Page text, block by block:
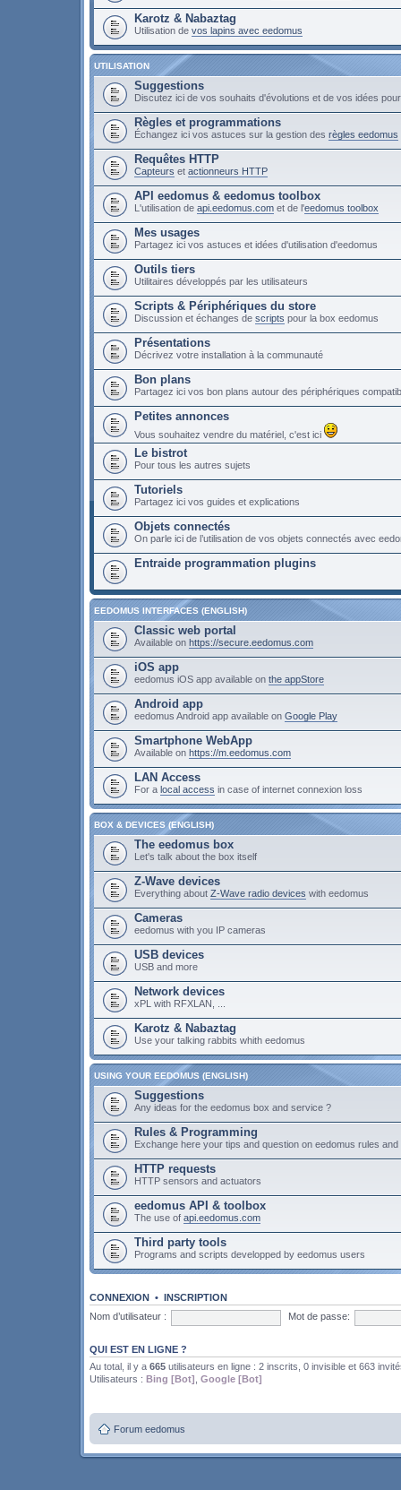
Karotz & Nabaztag
Utilisation de vos lapins avec eedomus
UTILISATION
Suggestions
Discutez ici de vos souhaits d'évolutions et de vos idées
Règles et programmations
Échangez ici vos astuces sur la gestion des règles eedomus
Requêtes HTTP
Capteurs et actionneurs HTTP
API eedomus & eedomus toolbox
L'utilisation de api.eedomus.com et de l'eedomus toolbox
Mes usages
Partagez ici vos astuces et idées d'utilisation d'eedomus
Outils tiers
Utilitaires développés par les utilisateurs
Scripts & Périphériques du store
Discussion et échanges de scripts pour la box eedomus
Présentations
Décrivez votre installation à la communauté
Bon plans
Partagez ici vos bon plans autour des périphériques
Petites annonces
Vous souhaitez vendre du matériel, c'est ici
Le bistrot
Pour tous les autres sujets
Tutoriels
Partagez ici vos guides et explications
Objets connectés
On parle ici de l’utilisation de vos objets connectés avec
Entraide programmation plugins
EEDOMUS INTERFACES (ENGLISH)
Classic web portal
Available on https://secure.eedomus.com
iOS app
eedomus iOS app available on the appStore
Android app
eedomus Android app available on Google Play
Smartphone WebApp
Available on https://m.eedomus.com
LAN Access
For a local access in case of internet connexion loss
BOX & DEVICES (ENGLISH)
The eedomus box
Let's talk about the box itself
Z-Wave devices
Everything about Z-Wave radio devices with eedomus
Cameras
eedomus with you IP cameras
USB devices
USB and more
Network devices
xPL with RFXLAN, ...
Karotz & Nabaztag
Use your talking rabbits whith eedomus
USING YOUR EEDOMUS (ENGLISH)
Suggestions
Any ideas for the eedomus box and service ?
Rules & Programming
Exchange here your tips and question on eedomus rules and
HTTP requests
HTTP sensors and actuators
eedomus API & toolbox
The use of api.eedomus.com
Third party tools
Programs and scripts developped by eedomus users
CONNEXION • INSCRIPTION
Nom d’utilisateur :
Mot de passe:
QUI EST EN LIGNE ?
Au total, il y a 665 utilisateurs en ligne : 2 inscrits, 0 invisible et 663
Utilisateurs : Bing [Bot] Google [Bot]
Forum eedomus